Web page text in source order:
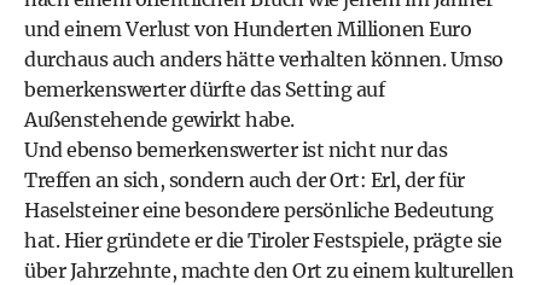
und einem Verlust von Hunderten Millionen Euro
durchaus auch anders hätte verhalten können. Umso
bemerkenswerter dürfte das Setting auf
Außenstehende gewirkt habe.
Und ebenso bemerkenswerter ist nicht nur das
Treffen an sich, sondern auch der Ort: Erl, der für
Haselsteiner eine besondere persönliche Bedeutung
hat. Hier gründete er die Tiroler Festspiele, prägte sie
über Jahrzehnte, machte den Ort zu einem kulturellen